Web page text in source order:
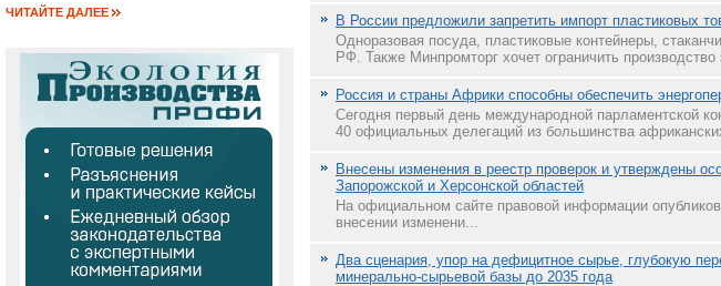
ЧИТАЙТЕ ДАЛЕЕ
В России предложили запретить импорт пластиковых
Одноразовая посуда, пластиковые контейнеры,
РФ. Также Минпромторг хочет ограничить
Россия и страны Африки способны обеспечить
Сегодня первый день международной парламентской
40 официальных делегаций из большинства
Внесены изменения в реестр проверок и утверждены
Запорожской и Херсонской областей
На официальном сайте правовой информации
внесении изменени...
Два сценария, упор на дефицитное сырье, глубокую
минерально-сырьевой базы до 2035 года